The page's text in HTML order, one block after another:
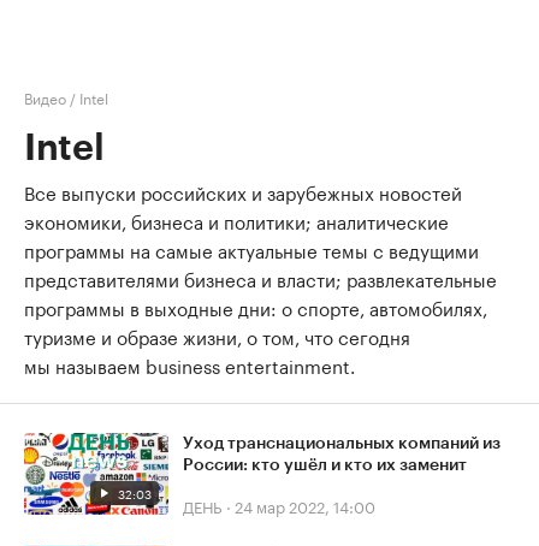
Видео / Intel
Intel
Все выпуски российских и зарубежных новостей
экономики, бизнеса и политики; аналитические
программы на самые актуальные темы с ведущими
представителями бизнеса и власти; развлекательные
программы в выходные дни: о спорте, автомобилях,
туризме и образе жизни, о том, что сегодня
мы называем business entertainment.
32:03
Уход транснациональных компаний из
России: кто ушёл и кто их заменит
ДЕНЬ · 24 мар 2022, 14:00